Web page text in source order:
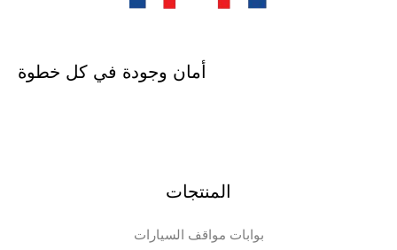
أمان وجودة في كل خطوة
المنتجات
بوابات مواقف السيارات